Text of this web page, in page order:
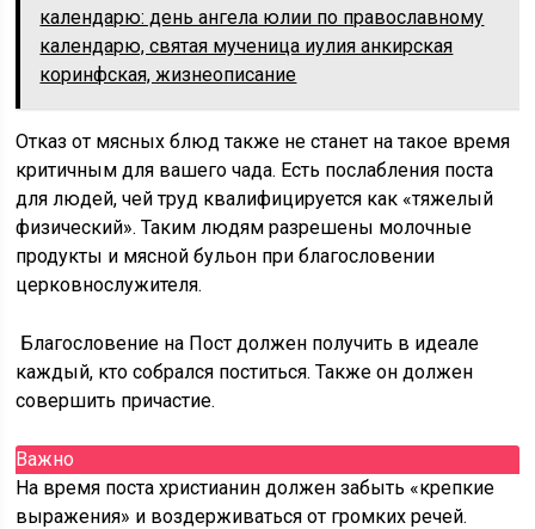
календарю: день ангела юлии по православному
календарю, святая мученица иулия анкирская
коринфская, жизнеописание
Отказ от мясных блюд также не станет на такое время
критичным для вашего чада. Есть послабления поста
для людей, чей труд квалифицируется как «тяжелый
физический». Таким людям разрешены молочные
продукты и мясной бульон при благословении
церковнослужителя.
Благословение на Пост должен получить в идеале
каждый, кто собрался поститься. Также он должен
совершить причастие.
Важно
На время поста христианин должен забыть «крепкие
выражения» и воздерживаться от громких речей.